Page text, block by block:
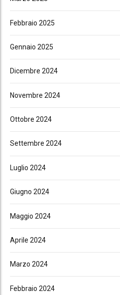
Febbraio 2025
Gennaio 2025
Dicembre 2024
Novembre 2024
Ottobre 2024
Settembre 2024
Luglio 2024
Giugno 2024
Maggio 2024
Aprile 2024
Marzo 2024
Febbraio 2024